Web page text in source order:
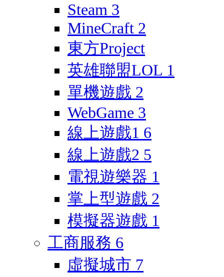
Steam 3
MineCraft 2
東方Project
英雄聯盟LOL 1
單機遊戲 2
WebGame 3
線上遊戲1 6
線上遊戲2 5
電視遊樂器 1
掌上型遊戲 2
模擬器遊戲 1
工商服務 6
虛擬城市 7